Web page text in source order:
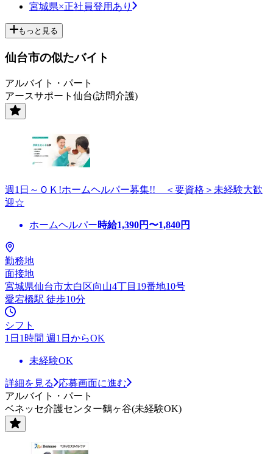
宮城県×正社員登用あり
もっと見る
仙台市の似たバイト
アルバイト・パート
アースサポート仙台(訪問介護)
週1日～ＯＫ!ホームヘルパー募集!! ＜要資格＞未経験大歓
迎☆
ホームヘルパー時給1,390円〜1,840円
勤務地
面接地
宮城県仙台市太白区向山4丁目19番地10号
愛宕橋駅 徒歩10分
シフト
1日1時間 週1日からOK
未経験OK
詳細を見る
応募画面に進む
アルバイト・パート
ベネッセ介護センター鶴ヶ谷(未経験OK)